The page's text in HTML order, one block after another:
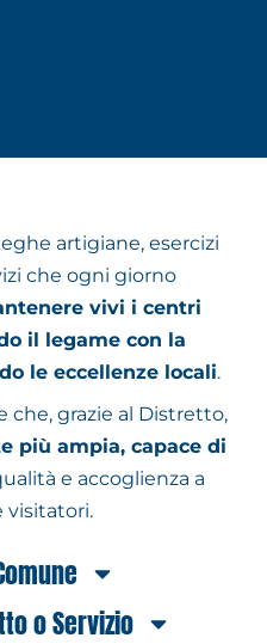
artigiane, esercizi
che ogni giorno
vivi i centri
il legame con la
le eccellenze locali.
grazie al Distretto,
più ampia, capace di
e accoglienza a
visitatori.
o Servizio